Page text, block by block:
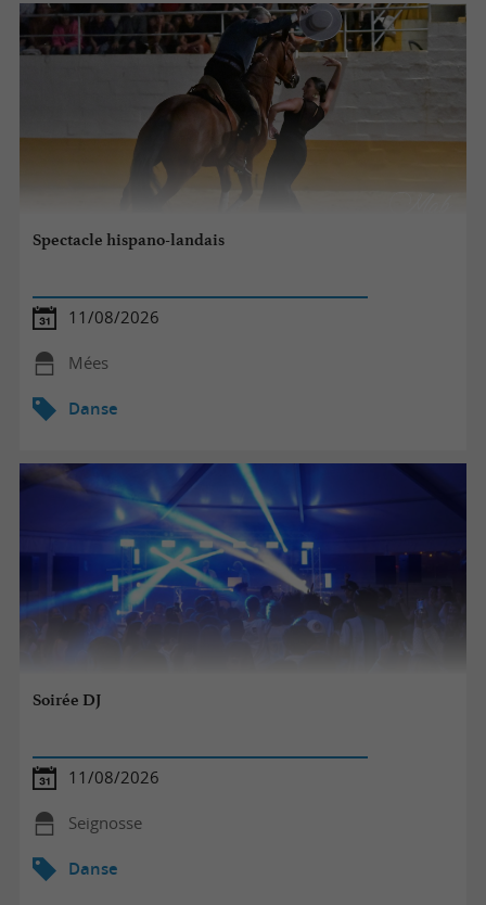
Spectacle hispano-landais
11/08/2026
Mées
Danse
Soirée DJ
11/08/2026
Seignosse
Danse